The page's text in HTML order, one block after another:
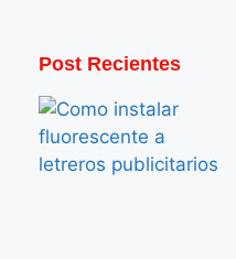
Post Recientes